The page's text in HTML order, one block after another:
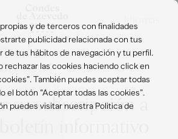
Idiomas
su subscripción a
informativo
y de terceros con finalidades
publicidad relacionada con tus
de tus hábitos de navegación y tu perfil.
rechazar las cookies haciendo click en
También puedes aceptar todas
el botón “Aceptar todas las cookies”.
puedes visitar nuestra Politica de